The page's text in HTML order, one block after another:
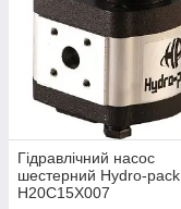
Гідравлічний насос
шестерний Hydro-pack
H20C15X007